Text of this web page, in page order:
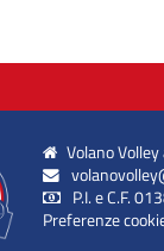
Volano Volley
P.I. e C.F.
Preferenze